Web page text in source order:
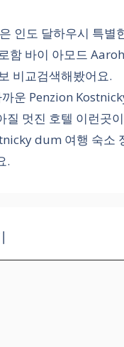
인도 달하우시 특별
함 바이 아모드
비교검색해봤어요.
운 Penzion
질 멋진 호텔 이런곳
dum 여행 숙소
.